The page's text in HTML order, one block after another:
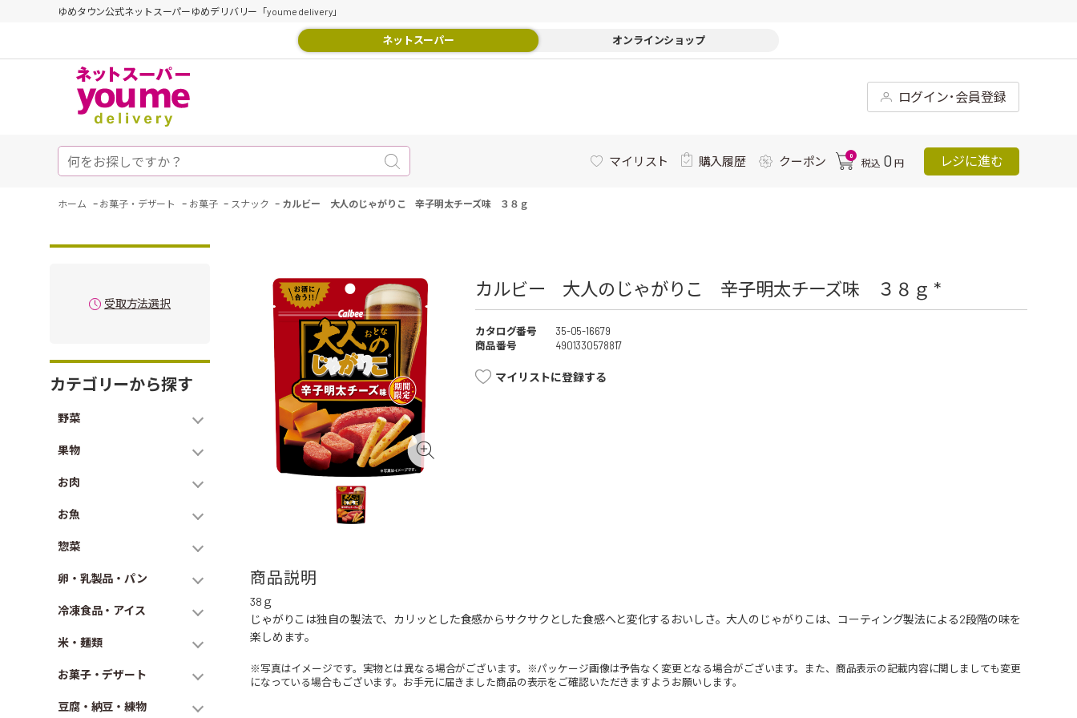
ゆめタウン公式ネットスーパーゆめデリバリー「youme delivery」
ネットスーパー オンラインショップ
ログイン･会員登録
マイリスト 購入履歴 クーポン 0
税込 0 円 レジに進む
ホーム - お菓子・デザート - お菓子 - スナック - カルビー 大人のじゃがりこ 辛子明太チーズ味 ３８ｇ
受取方法選択
カテゴリーから探す
野菜
果物
お肉
お魚
惣菜
卵・乳製品・パン
冷凍食品・アイス
米・麺類
お菓子・デザート
豆腐・納豆・練物
カルビー 大人のじゃがりこ 辛子明太チーズ味 ３８ｇ *
カタログ番号
35-05-16679
商品番号
4901330578817
マイリストに登録する
商品説明
38ｇ
じゃがりこは独自の製法で、カリッとした食感からサクサクとした食感へと変化するおいしさ。大人のじゃがりこは、コーティング製法による2段階の味を
楽しめます。
※写真はイメージです。実物とは異なる場合がございます。※パッケージ画像は予告なく変更となる場合がございます。また、商品表示の記載内容に関しましても変更
になっている場合もございます。お手元に届きました商品の表示をご確認いただきますようお願いします。